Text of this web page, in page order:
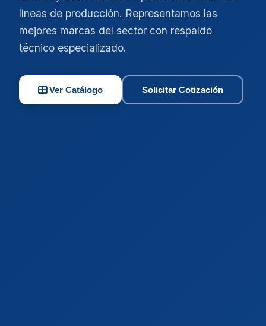
líneas de producción. Representamos las
mejores marcas del sector con respaldo
técnico especializado.
Ver Catálogo Solicitar Cotización